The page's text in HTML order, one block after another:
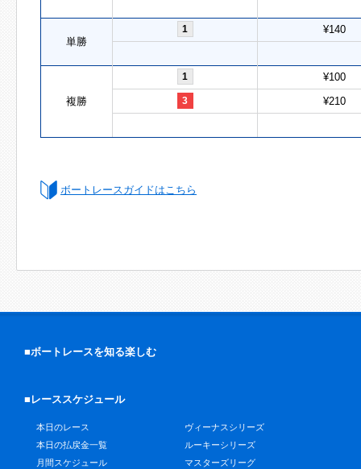
単勝
1 ¥140
複勝
1 ¥100
3 ¥210
ボートレースガイドはこちら
■ボートレースを知る楽しむ
■レーススケジュール
本日のレース
本日の払戻金一覧
月間スケジュール
ヴィーナスシリーズ
ルーキーシリーズ
マスターズリーグ